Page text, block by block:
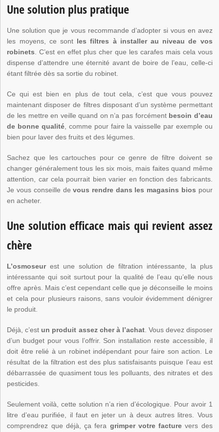
Une solution plus pratique
Une solution que je vous recommande d’adopter si vous en avez
les moyens, ce sont les filtres à installer au niveau de vos
robinets. C’est en effet plus cher que les carafes mais cela vous
dispense d’attendre une éternité avant de boire de l’eau, celle-ci
étant filtrée dès sa sortie du robinet.
Ce qui est bien en plus de tout cela, c’est que vous pouvez
maintenant disposer de filtres disposant d’un système permettant
de les mettre en veille quand on n’a pas forcément besoin d’eau
de bonne qualité, comme pour faire la vaisselle par exemple ou
bien pour laver des fruits et des légumes.
Sachez que les cartouches pour ce genre de filtre doivent se
changer généralement tous les six mois, mais faites quand même
attention, car cela pourrait bien varier en fonction des fabricants.
Je vous conseille devous rendre dans les magasins bios pour
en acheter.
Une solution efficace mais qui revient assez
chère
L’osmoseurest une solution de filtration intéressante, la plus
intéressante qui soit surtout pour la qualité de l’eau qu’elle nous
offre après. Mais c’est cependant celle que je déconseille le moins
et cela pour plusieurs raisons, sans vouloir évidemment dénigrer
le produit.
Déjà, c’est un produit assez cher à l’achat. Vous devez disposer
d’un budget pour vous l’offrir. Son installation reste accessible, il
doit être relié à un robinet indépendant pour faire son action. Le
résultat de la filtration est des plus satisfaisants puisque l’eau est
débarrassée de quasiment tous les polluants, des nitrates et des
pesticides.
Seulement voilà, cette solution n’a rien d’écologique. Pour avoir 1
litre d’eau purifiée, il faut en jeter un à deux autres litres. Vous
comprendrez que déjà, ça fera grimper votre facture vers des